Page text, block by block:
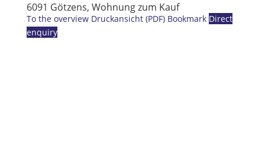
6091 Götzens, Wohnung zum Kauf
To the overview Druckansicht (PDF) Bookmark Direct
enquiry